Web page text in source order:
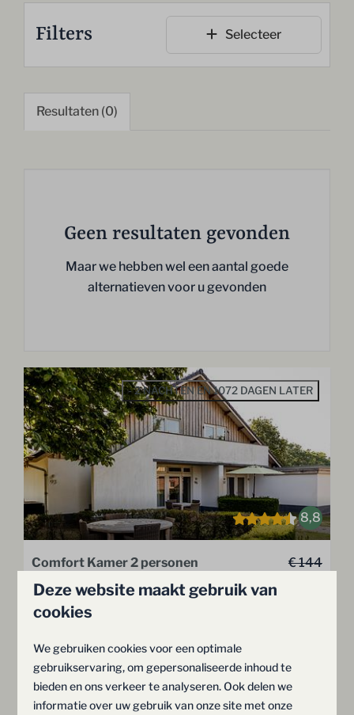
Filters Selecteer
Resultaten (0)
Geen resultaten gevonden
Maar we hebben wel een aantal goede
alternatieven voor u gevonden
- 2 NACHTEN EN 1072 DAGEN LATER
8,8
€ 144
€ 141
Comfort Kamer 2 personen
Overijssel, Hellendoorn
2
25 m² ruime kamer
Op de eerste verdieping
Dichtbij alle parkfaciliteiten
Deze website maakt gebruik van
cookies
We gebruiken cookies voor een optimale
gebruikservaring, om gepersonaliseerde inhoud te
bieden en ons verkeer te analyseren. Ook delen we
informatie over uw gebruik van onze site met onze